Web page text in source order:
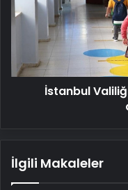
açıklaması
İstanbul
İlgili Makaleler